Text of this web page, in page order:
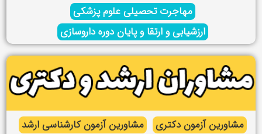
مهاجرت تحصیلی علوم پزشکی
ارزشیابی و ارتقا و پایان دوره داروسازی
مشاورین آزمون دکتری
مشاورین آزمون کارشناسی ارشد